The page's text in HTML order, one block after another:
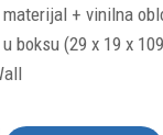
+ vinilna
boksu (29 x 19 x